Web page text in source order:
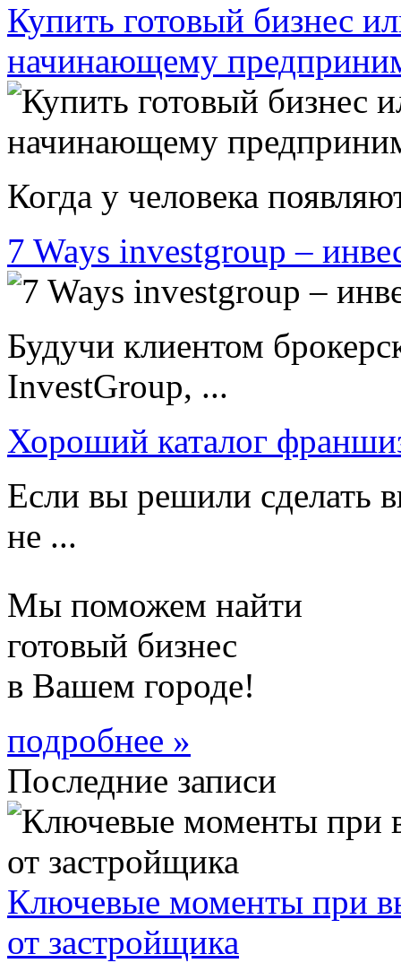
Купить готовый бизнес
начинающему
Когда у человека
7 Ways investgroup –
Будучи клиентом
InvestGroup, ...
Хороший каталог
Если вы решили сделать
не ...
Мы поможем найти
готовый бизнес
в Вашем городе!
подробнее »
Последние записи
Ключевые моменты при
от застройщика